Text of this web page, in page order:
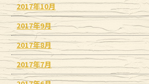
2017年10月
2017年9月
2017年8月
2017年7月